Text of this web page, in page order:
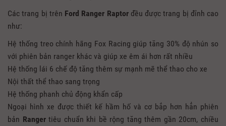
Các trang bị trên Ford Ranger Raptorđều được trang bị đỉnh cao
như:
Hệ thống treo chính hãng Fox Racing giúp tăng 30% độ nhún so
với phiên bản ranger khác và giúp xe êm ái hơn rất nhiều
Hệ thống lái 6 chế độ tăng thêm sự mạnh mẽ thể thao cho xe
Nội thất thể thao sang trọng
Hệ thống phanh chủ động khẩn cấp
Ngoại hình xe được thiết kế hầm hố và cơ bắp hơn hẳn phiên
bản Rangertiêu chuẩn khi bề rộng tăng thêm gần 20cm, chiều